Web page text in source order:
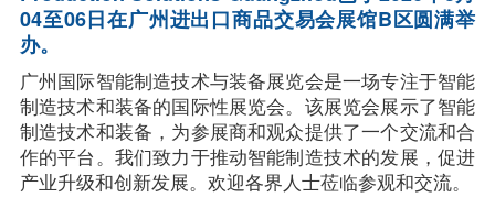
新闻中心
联系我们
04至06日在广州进出口商品交易会展馆B区圆满举
办。
广州国际智能制造技术与装备展览会是一场专注于智能
制造技术和装备的国际性展览会。该展览会展示了智能
制造技术和装备，为参展商和观众提供了一个交流和合
作的平台。我们致力于推动智能制造技术的发展，促进
产业升级和创新发展。欢迎各界人士莅临参观和交流。